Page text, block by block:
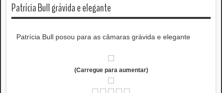
Patrícia Bull grávida e elegante
Patrícia Bull posou para as câmaras grávida e elegante
(Carregue para aumentar)